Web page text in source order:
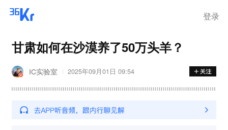
登录
甘肃如何在沙漠养了50万头羊？
IC实验室 2025年09月01日 09:54